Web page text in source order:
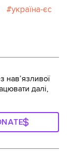
україна-єс
навʼязливої
далі,